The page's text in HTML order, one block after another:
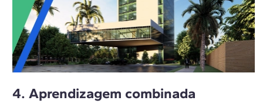
4. Aprendizagem combinada